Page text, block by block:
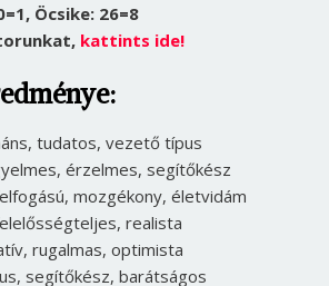
Öcsike: 26=8
kattints ide!
tudatos, vezető típus
érzelmes, segítőkész
mozgékony, életvidám
realista
rugalmas, optimista
segítőkész, barátságos